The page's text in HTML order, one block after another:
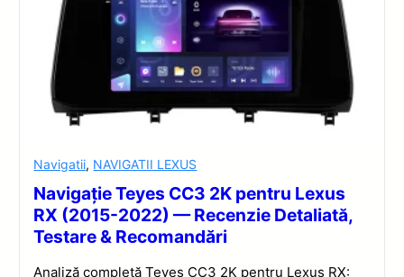
Navigatii, NAVIGATII LEXUS
Navigație Teyes CC3 2K pentru Lexus
RX (2015-2022) — Recenzie Detaliată,
Testare & Recomandări
Analiză completă Teyes CC3 2K pentru Lexus RX: